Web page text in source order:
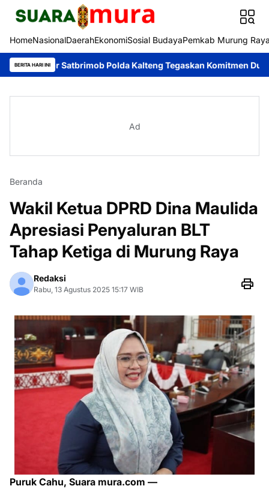
HomeNasionalDaerahEkonomiSosial BudayaPemkab Murung
BERITA HARI INI
Satbrimob Polda Kalteng Tegaskan Komitmen Dukung
Ad
Beranda
Wakil Ketua DPRD Dina Maulida
Apresiasi Penyaluran BLT
Tahap Ketiga di Murung Raya
Redaksi
Rabu, 13 Agustus 2025 15:17 WIB
Puruk Cahu, Suara mura.com —